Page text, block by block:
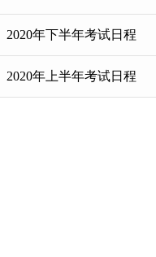
2020年下半年考试日程
2020年上半年考试日程